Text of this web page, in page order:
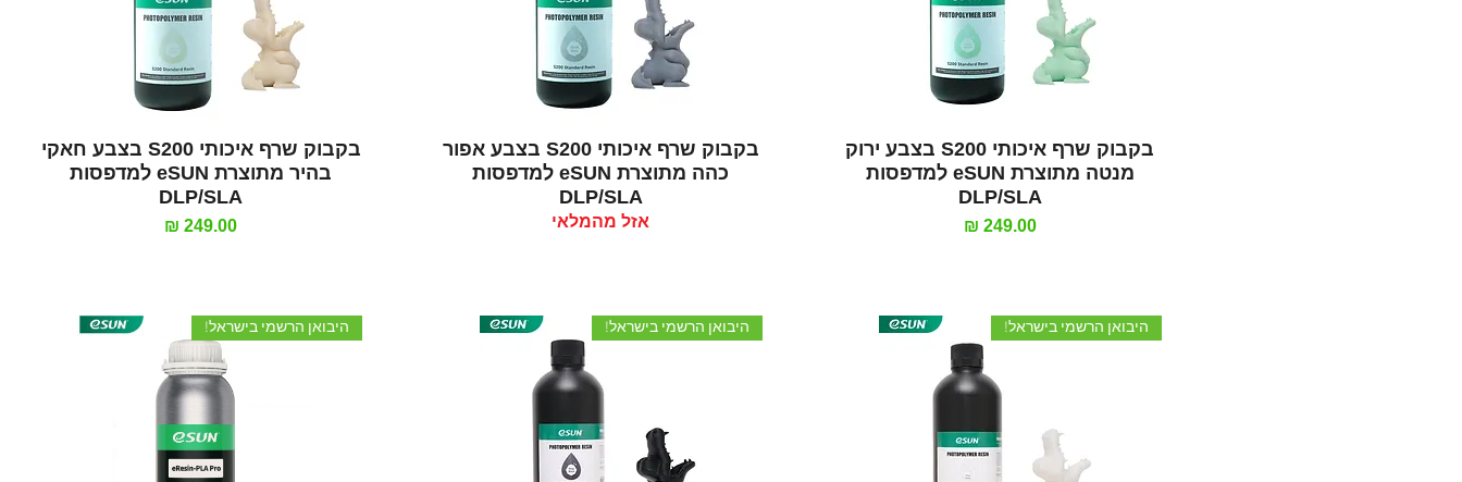
תצוגה מהירה בקבוק שרף איכותי S200 בצבע ירוק
מנטה מתוצרת eSUN למדפסות
DLP/SLA
מחיר‏249.00 ‏₪
תצוגה מהירה בקבוק שרף איכותי S200 בצבע אפור
כהה מתוצרת eSUN למדפסות
DLP/SLA
אזל מהמלאי
תצוגה מהירה בקבוק שרף איכותי S200 בצבע חאקי
בהיר מתוצרת eSUN למדפסות
DLP/SLA
מחיר
היבואן הרשמי בישראל! היבואן הרשמי בישראל! היבואן הרשמי בישראל!